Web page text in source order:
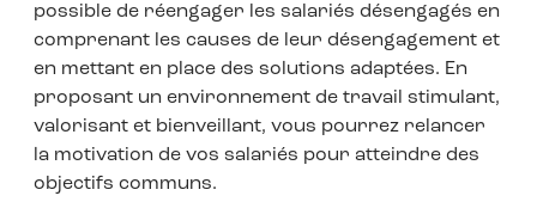
possible de réengager les salariés désengagés en
comprenant les causes de leur désengagement et
en mettant en place des solutions adaptées. En
proposant un environnement de travail stimulant,
valorisant et bienveillant, vous pourrez relancer
la motivation de vos salariés pour atteindre des
objectifs communs.